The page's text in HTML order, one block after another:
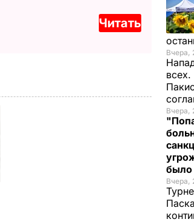
Читать
Вчера,
Вчера,
было
Вчера,